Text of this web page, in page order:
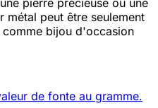
pierre précieuse ou une
métal peut être seulement
comme bijou d'occasion
de fonte au gramme.